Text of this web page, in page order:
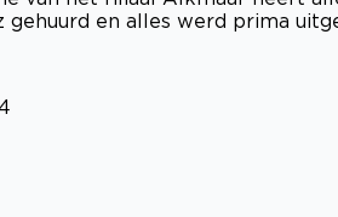
gehuurd en alles werd prima